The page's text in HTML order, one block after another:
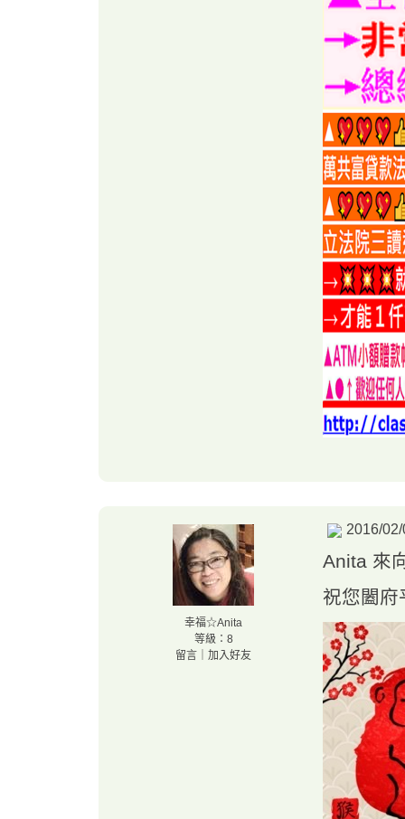
幸福☆Anita
等級：8
留言
加入好友
2016/
Anita 來
祝您闔府